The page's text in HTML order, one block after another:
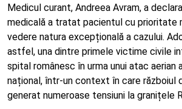
Medicul curant, Andreea Avram, a
medicală a tratat pacientul cu prioritate
vedere natura excepțională a cazului.
astfel, una dintre primele victime civile
spital românesc în urma unui atac aerian
național, într-un context în care războiul
generat numeroase tensiuni la granițele